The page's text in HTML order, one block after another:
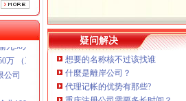
中100万 （进出口权）
渝北100万 （进出口权）
九50万 （工商注册）
万 （工商注册）
公司
北10010万 (进出口权)
疑问解决
想要的名称核不过该找谁
什麼是離岸公司？
代理记帐的优势有那些?